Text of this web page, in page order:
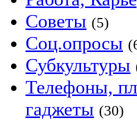
Советы (5)
Соц.опросы
Субкультуры
Телефоны,
гаджеты (30)